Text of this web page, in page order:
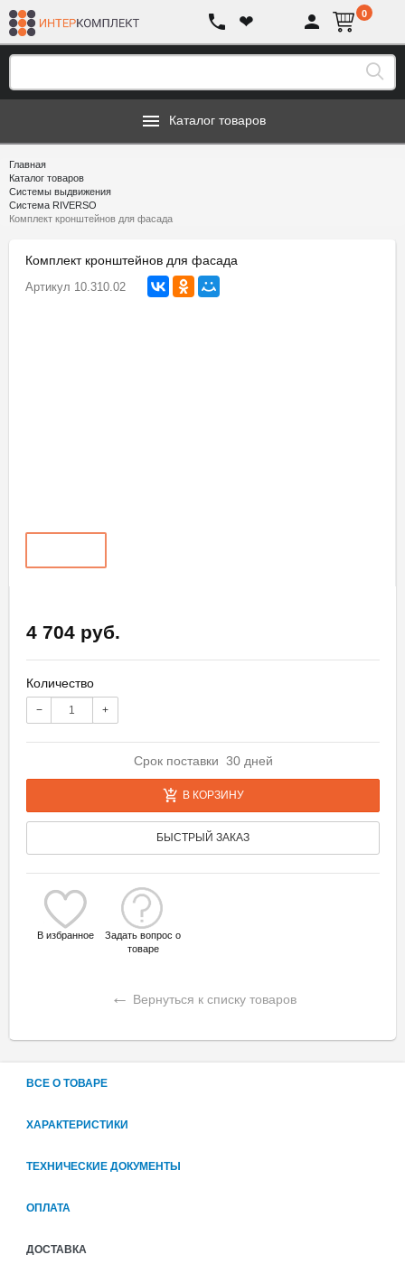
❤ 0
Каталог товаров
Главная
Каталог товаров
Системы выдвижения
Система RIVERSO
Комплект кронштейнов для фасада
Комплект кронштейнов для фасада
Артикул 10.310.02
4 704 руб.
Количество
− +
Срок поставки 30 дней
В КОРЗИНУ
БЫСТРЫЙ ЗАКАЗ
В избранное
Задать вопрос о
товаре
← Вернуться к списку товаров
ВСЕ О ТОВАРЕ
ХАРАКТЕРИСТИКИ
ТЕХНИЧЕСКИЕ ДОКУМЕНТЫ
ОПЛАТА
ДОСТАВКА